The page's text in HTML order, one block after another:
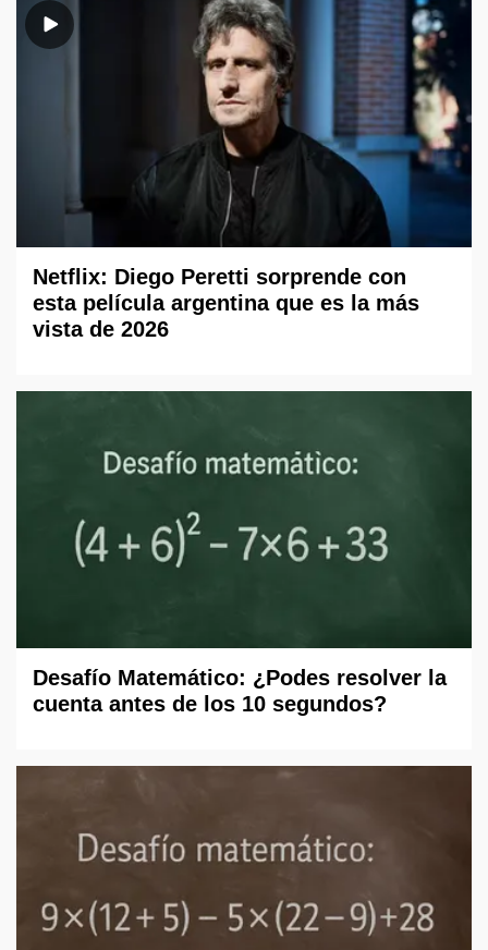
Netflix: Diego Peretti sorprende con
esta película argentina que es la más
vista de 2026
Desafío Matemático: ¿Podes resolver la
cuenta antes de los 10 segundos?